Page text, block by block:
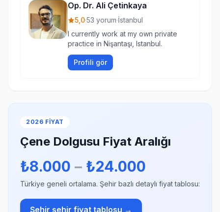
Op. Dr. Ali Çetinkaya
5,0·53 yorum·İstanbul
I currently work at my own private
practice in Nişantaşı, Istanbul.
Profili gör
2026 FIYAT
Çene Dolgusu Fiyat Aralığı
₺8.000 – ₺24.000
Türkiye geneli ortalama. Şehir bazlı detaylı fiyat tablosu:
Şehir şehir fiyat tablosu →